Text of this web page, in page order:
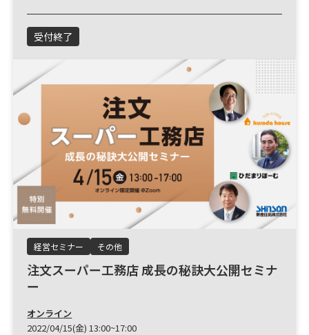
受付終了
経営セミナー その他
注文スーパー工務店 成長の秘訣大公開セミナ
ー
オンライン
2022/04/15(金) 13:00~17:00